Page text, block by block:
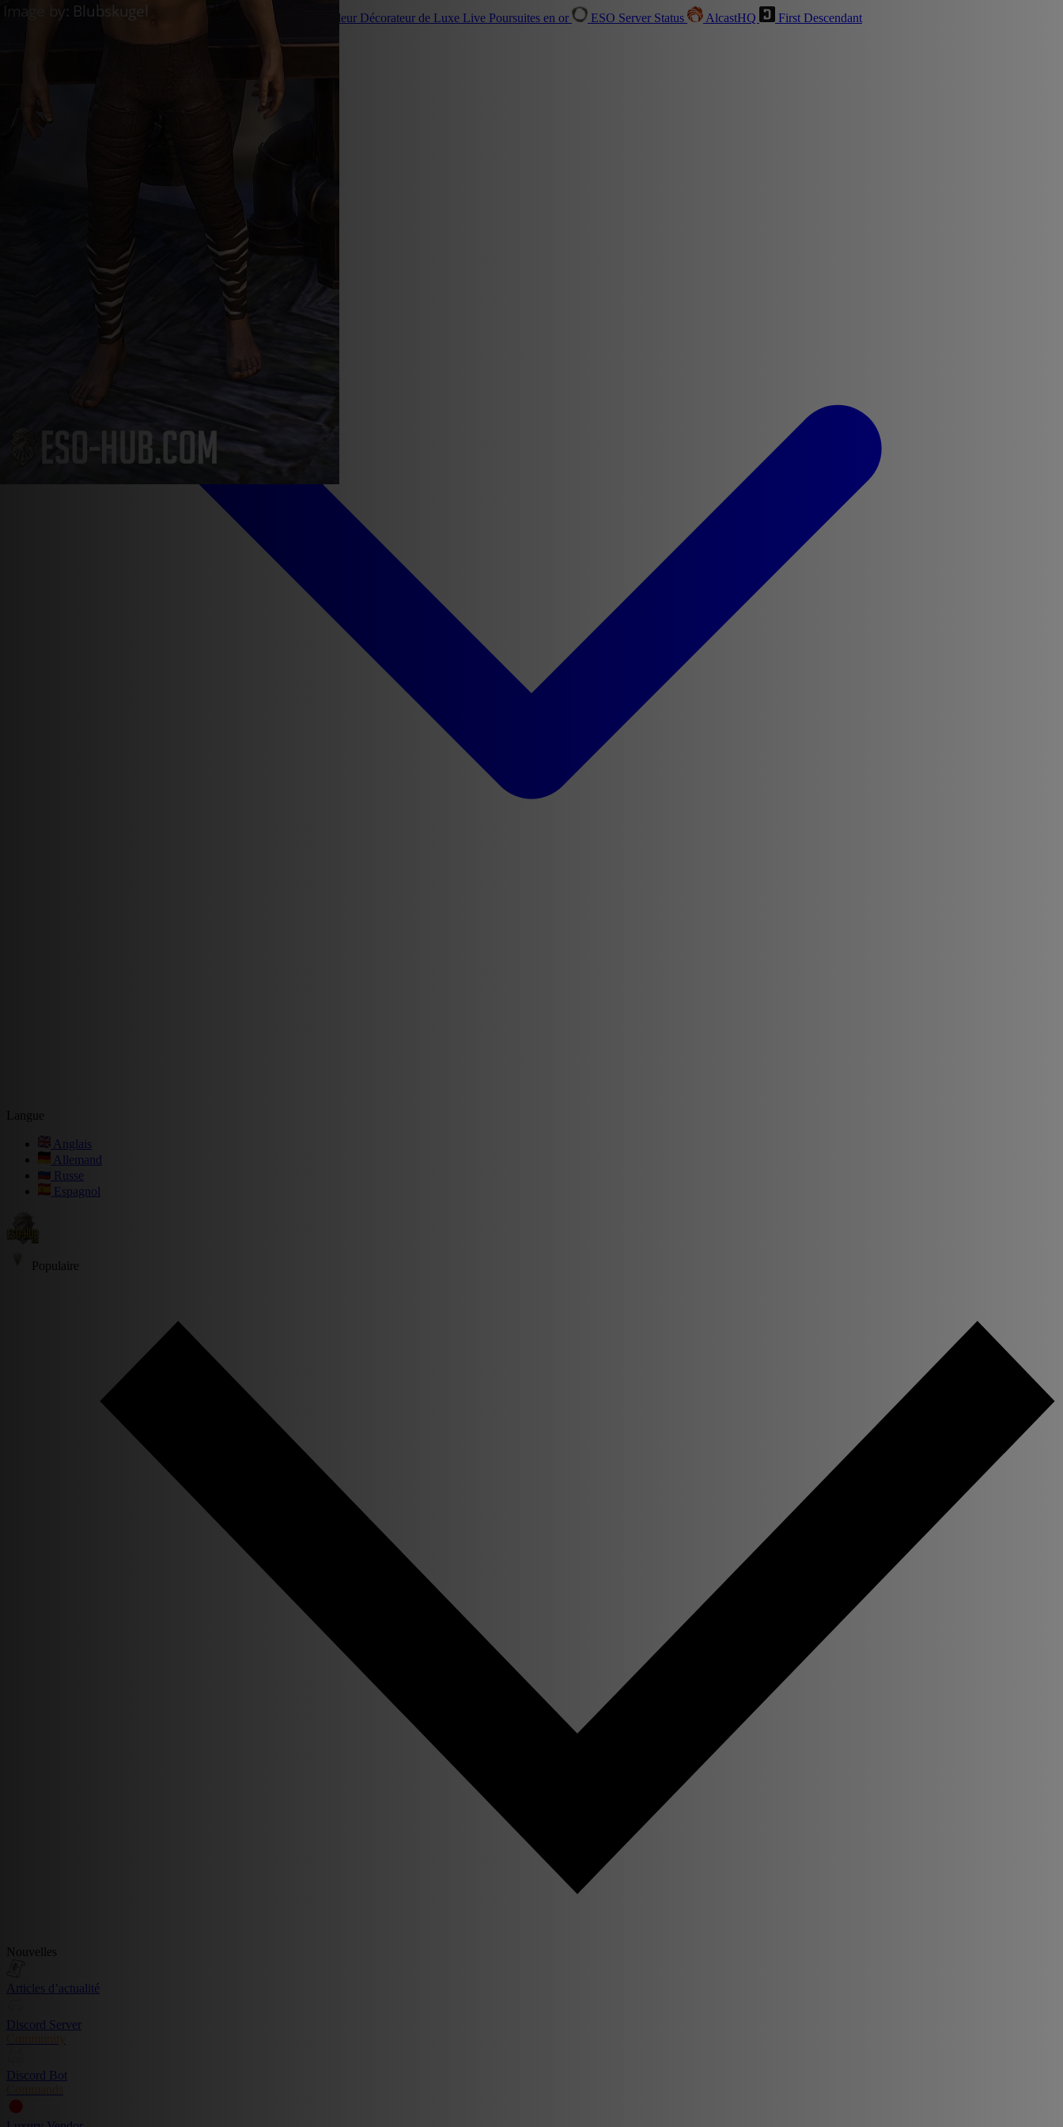
Live Carnage de Blancserpent Vendeuse La Dorée Vendeur Décorateur de Luxe Live Poursuites en or ESO Server Status AlcastHQ
First Descendant
Langue
Anglais
Allemand
Russe
Espagnol
Populaire
Nouvelles
Articles d’actualité
Discord Server
Community
Discord Bot